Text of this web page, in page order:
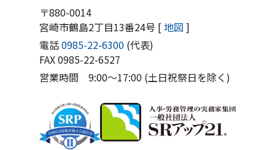
〒880-0014
宮崎市鶴島2丁目13番24号 [地図 ]
電話0985-22-6300 (代表)
FAX 0985-22-6527
営業時間 9:00〜17:00 (土日祝祭日を除く)